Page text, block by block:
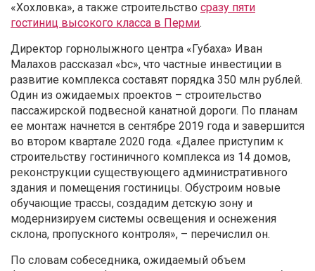
«Хохловка», а также строительство сразу пяти
гостиниц высокого класса в Перми.
Директор горнолыжного центра «Губаха» Иван
Малахов рассказал «bc», что частные инвестиции в
развитие комплекса составят порядка 350 млн рублей.
Один из ожидаемых проектов – строительство
пассажирской подвесной канатной дороги. По планам
ее монтаж начнется в сентябре 2019 года и завершится
во втором квартале 2020 года. «Далее приступим к
строительству гостиничного комплекса из 14 домов,
реконструкции существующего административного
здания и помещения гостиницы. Обустроим новые
обучающие трассы, создадим детскую зону и
модернизируем системы освещения и оснежения
склона, пропускного контроля», – перечислил он.
По словам собеседника, ожидаемый объем